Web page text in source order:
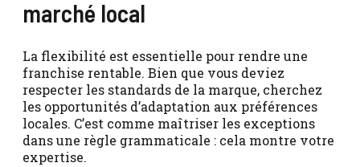
marché local
La flexibilité est essentielle pour rendre une
franchise rentable. Bien que vous deviez
respecter les standards de la marque, cherchez
les opportunités d’adaptation aux préférences
locales. C’est comme maîtriser les exceptions
dans une règle grammaticale : cela montre votre
expertise.